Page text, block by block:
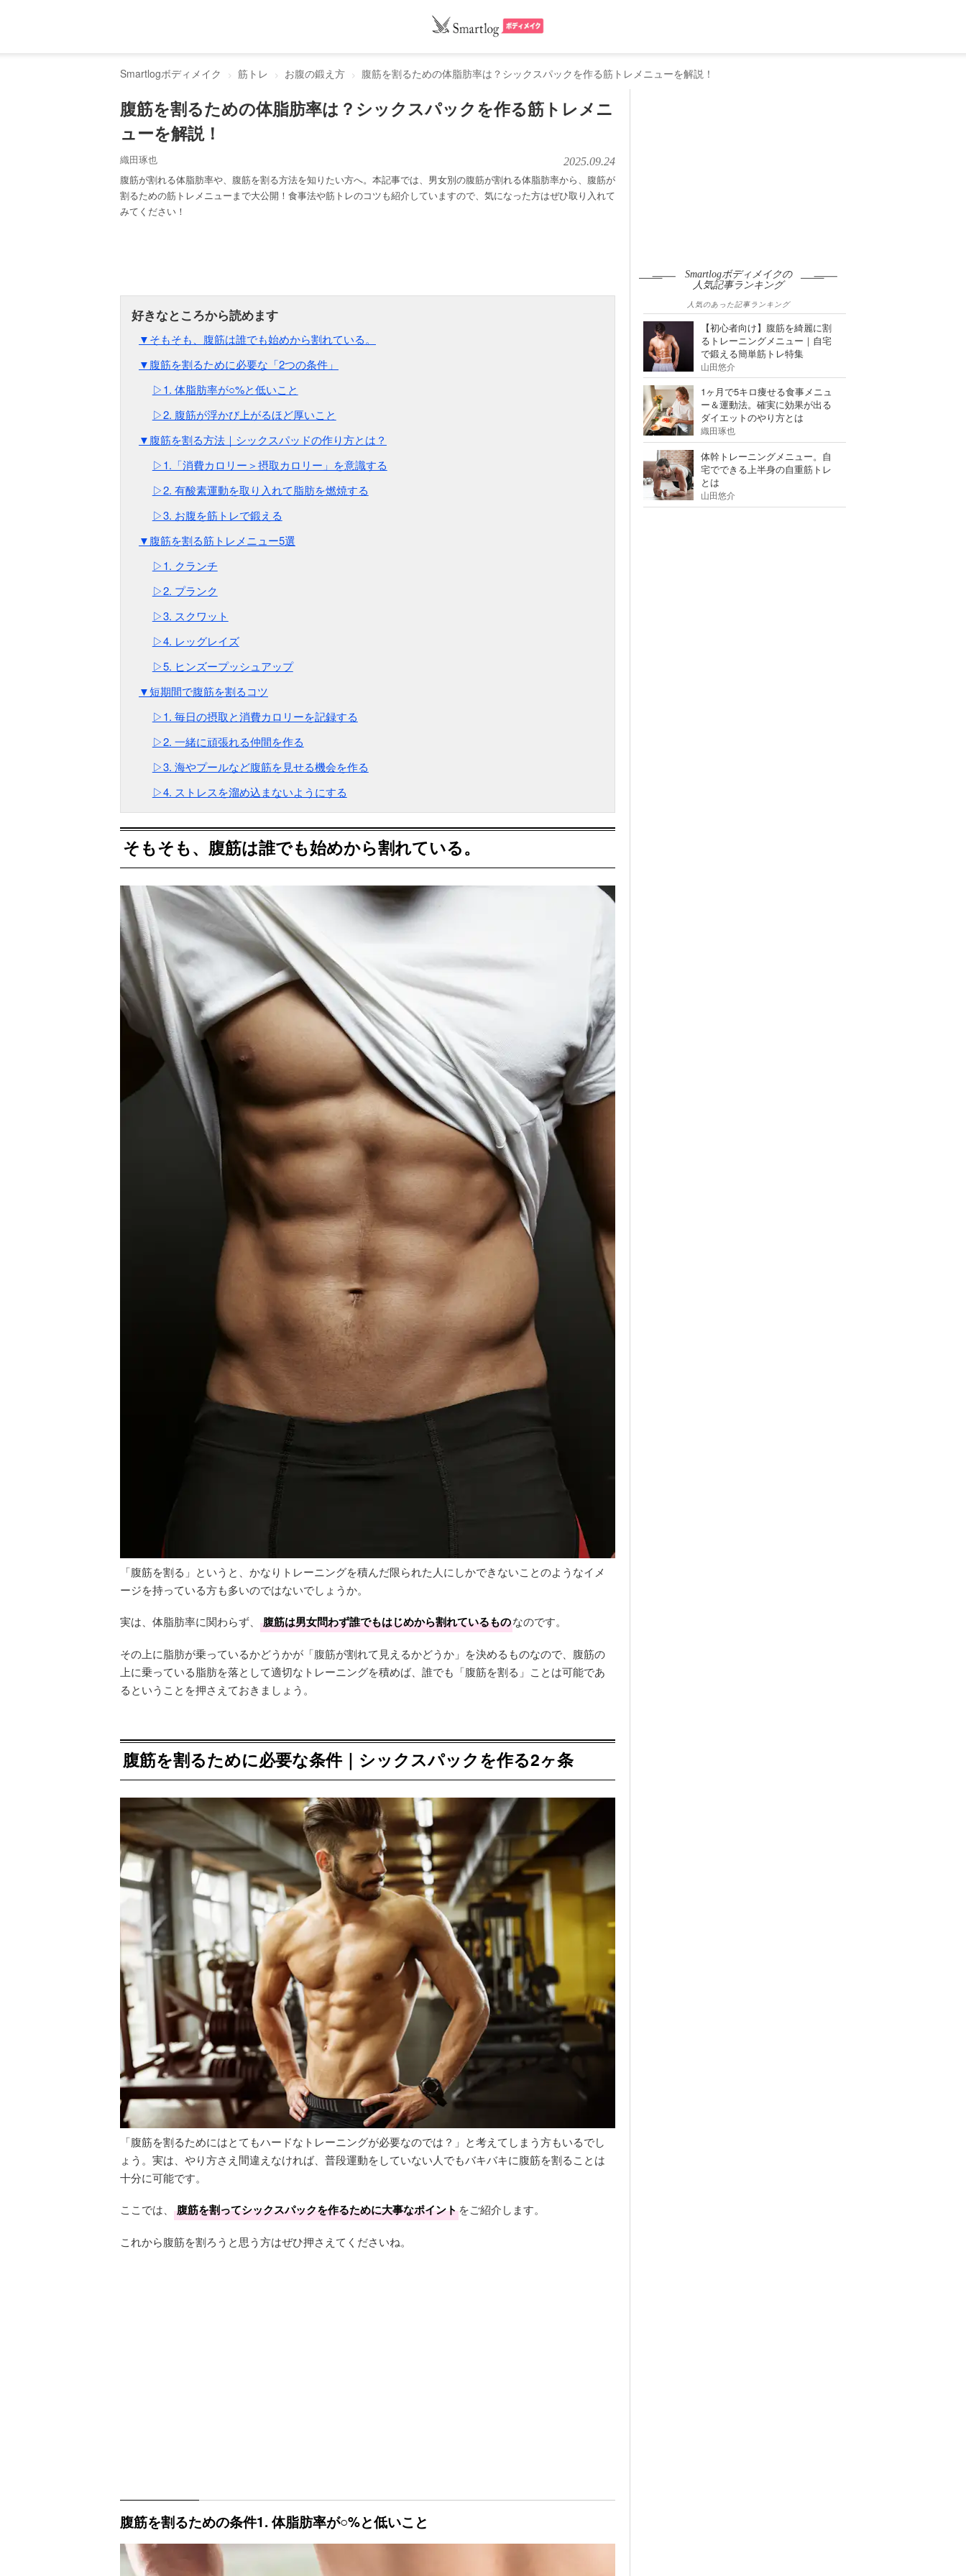
Smartlogボディメイク 筋トレ お腹の鍛え方 腹筋を割るための体脂肪率は？シックスパックを作る筋トレメニューを解説！
腹筋を割るための体脂肪率は？シックスパックを作る筋トレメニ
ューを解説！
織田琢也 2025.09.24
腹筋が割れる体脂肪率や、腹筋を割る方法を知りたい方へ。本記事では、男女別の腹筋が割れる体脂肪率から、腹筋が
割るための筋トレメニューまで大公開！食事法や筋トレのコツも紹介していますので、気になった方はぜひ取り入れて
みてください！
▼そもそも、腹筋は誰でも始めから割れている。
▼腹筋を割るために必要な「2つの条件」
▷1. 体脂肪率が○%と低いこと
▷2. 腹筋が浮かび上がるほど厚いこと
▼腹筋を割る方法｜シックスパッドの作り方とは？
▷1.「消費カロリー＞摂取カロリー」を意識する
▷2. 有酸素運動を取り入れて脂肪を燃焼する
▷3. お腹を筋トレで鍛える
▼腹筋を割る筋トレメニュー5選
▷1. クランチ
▷2. プランク
▷3. スクワット
▷4. レッグレイズ
▷5. ヒンズープッシュアップ
▼短期間で腹筋を割るコツ
▷1. 毎日の摂取と消費カロリーを記録する
▷2. 一緒に頑張れる仲間を作る
▷3. 海やプールなど腹筋を見せる機会を作る
▷4. ストレスを溜め込まないようにする
そもそも、腹筋は誰でも始めから割れている。
「腹筋を割る」というと、かなりトレーニングを積んだ限られた人にしかできないことのようなイメ
ージを持っている方も多いのではないでしょうか。
実は、体脂肪率に関わらず、 腹筋は男女問わず誰でもはじめから割れているものなのです。
その上に脂肪が乗っているかどうかが「腹筋が割れて見えるかどうか」を決めるものなので、腹筋の
上に乗っている脂肪を落として適切なトレーニングを積めば、誰でも「腹筋を割る」ことは可能であ
るということを押さえておきましょう。
腹筋を割るために必要な条件｜シックスパックを作る2ヶ条
「腹筋を割るためにはとてもハードなトレーニングが必要なのでは？」と考えてしまう方もいるでし
ょう。実は、やり方さえ間違えなければ、普段運動をしていない人でもバキバキに腹筋を割ることは
十分に可能です。
ここでは、 腹筋を割ってシックスパックを作るために大事なポイントをご紹介します。
これから腹筋を割ろうと思う方はぜひ押さえてくださいね。
腹筋を割るための条件1. 体脂肪率が○%と低いこと
Smartlogボディメイクの
人気記事ランキング
人気のあった記事ランキング
【初心者向け】腹筋を綺麗に割
るトレーニングメニュー｜自宅
で鍛える簡単筋トレ特集
山田悠介
1ヶ月で5キロ痩せる食事メニュ
ー＆運動法。確実に効果が出る
ダイエットのやり方とは
織田琢也
体幹トレーニングメニュー。自
宅でできる上半身の自重筋トレ
とは
山田悠介